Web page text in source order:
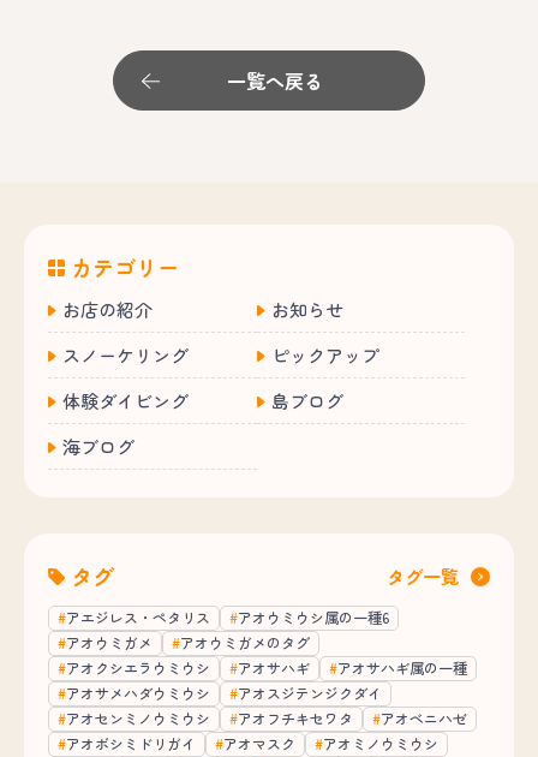
一覧へ戻る
カテゴリー
お店の紹介
お知らせ
スノーケリング
ピックアップ
体験ダイビング
島ブログ
海ブログ
タグ タグ一覧
アエジレス・ペタリス
アオウミウシ属の一種6
アオウミガメ
アオウミガメのタグ
アオクシエラウミウシ
アオサハギ
アオサハギ属の一種
アオサメハダウミウシ
アオスジテンジクダイ
アオセンミノウミウシ
アオフチキセワタ
アオベニハゼ
アオボシミドリガイ
アオマスク
アオミノウミウシ